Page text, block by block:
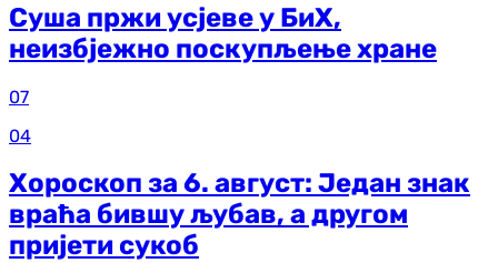
Суша пржи усјеве у БиХ,
неизбјежно поскупљење хране
07
04
Хороскоп за 6. август: Један знак
враћа бившу љубав, а другом
пријети сукоб